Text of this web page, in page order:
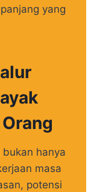
yang
hanya
masa
potensi